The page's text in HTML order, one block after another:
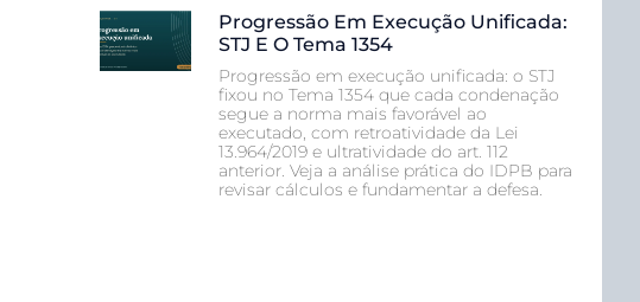
Progressão Em Execução Unificada:
STJ E O Tema 1354
Progressão em execução unificada: o STJ
fixou no Tema 1354 que cada condenação
segue a norma mais favorável ao
executado, com retroatividade da Lei
13.964/2019 e ultratividade do art. 112
anterior. Veja a análise prática do IDPB para
revisar cálculos e fundamentar a defesa.